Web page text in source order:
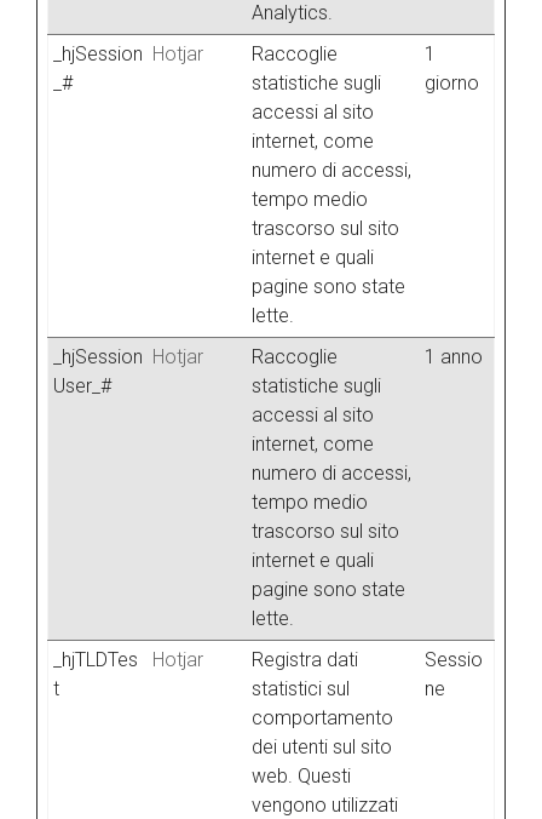
Analytics.
_hjSession
_#
Hotjar
Raccoglie
statistiche sugli
accessi al sito
internet, come
numero di accessi,
tempo medio
trascorso sul sito
internet e quali
pagine sono state
lette.
1
giorno
_hjSession
User_#
Hotjar
Raccoglie
statistiche sugli
accessi al sito
internet, come
numero di accessi,
tempo medio
trascorso sul sito
internet e quali
pagine sono state
lette.
1 anno
_hjTLDTes
t
Hotjar
Registra dati
statistici sul
comportamento
dei utenti sul sito
web. Questi
vengono utilizzati
Sessio
ne